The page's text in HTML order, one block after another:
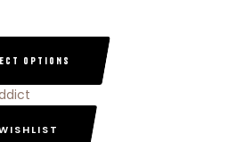
OPTIONS